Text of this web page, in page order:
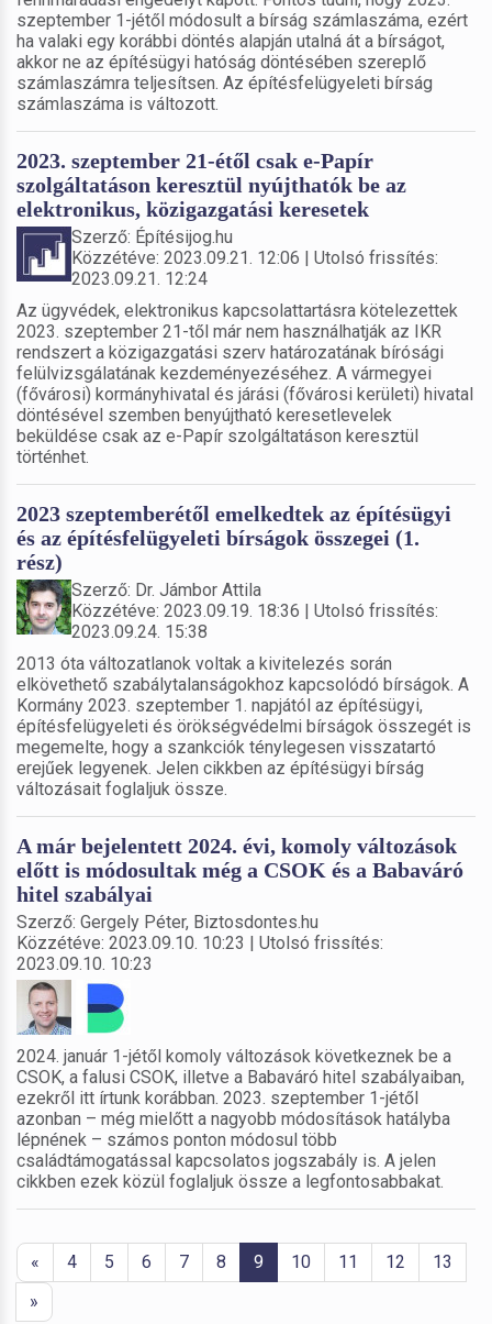
szeptember 1-jétől módosult a bírság számlaszáma, ezért
ha valaki egy korábbi döntés alapján utalná át a bírságot,
akkor ne az építésügyi hatóság döntésében szereplő
számlaszámra teljesítsen. Az építésfelügyeleti bírság
számlaszáma is változott.
2023. szeptember 21-étől csak e-Papír
szolgáltatáson keresztül nyújthatók be az
elektronikus, közigazgatási keresetek
Szerző: Építésijog.hu
Közzétéve: 2023.09.21. 12:06 | Utolsó frissítés:
2023.09.21. 12:24
Az ügyvédek, elektronikus kapcsolattartásra kötelezettek
2023. szeptember 21-től már nem használhatják az IKR
rendszert a közigazgatási szerv határozatának bírósági
felülvizsgálatának kezdeményezéséhez. A vármegyei
(fővárosi) kormányhivatal és járási (fővárosi kerületi) hivatal
döntésével szemben benyújtható keresetlevelek
beküldése csak az e-Papír szolgáltatáson keresztül
történhet.
2023 szeptemberétől emelkedtek az építésügyi
és az építésfelügyeleti bírságok összegei (1.
rész)
Szerző: Dr. Jámbor Attila
Közzétéve: 2023.09.19. 18:36 | Utolsó frissítés:
2023.09.24. 15:38
2013 óta változatlanok voltak a kivitelezés során
elkövethető szabálytalanságokhoz kapcsolódó bírságok. A
Kormány 2023. szeptember 1. napjától az építésügyi,
építésfelügyeleti és örökségvédelmi bírságok összegét is
megemelte, hogy a szankciók ténylegesen visszatartó
erejűek legyenek. Jelen cikkben az építésügyi bírság
változásait foglaljuk össze.
A már bejelentett 2024. évi, komoly változások
előtt is módosultak még a CSOK és a Babaváró
hitel szabályai
Szerző: Gergely Péter, Biztosdontes.hu
Közzétéve: 2023.09.10. 10:23 | Utolsó frissítés:
2023.09.10. 10:23
2024. január 1-jétől komoly változások következnek be a
CSOK, a falusi CSOK, illetve a Babaváró hitel szabályaiban,
ezekről itt írtunk korábban. 2023. szeptember 1-jétől
azonban – még mielőtt a nagyobb módosítások hatályba
lépnének – számos ponton módosul több
családtámogatással kapcsolatos jogszabály is. A jelen
cikkben ezek közül foglaljuk össze a legfontosabbakat.
« 4 5 6 7 8 9 10 11 12
13
»